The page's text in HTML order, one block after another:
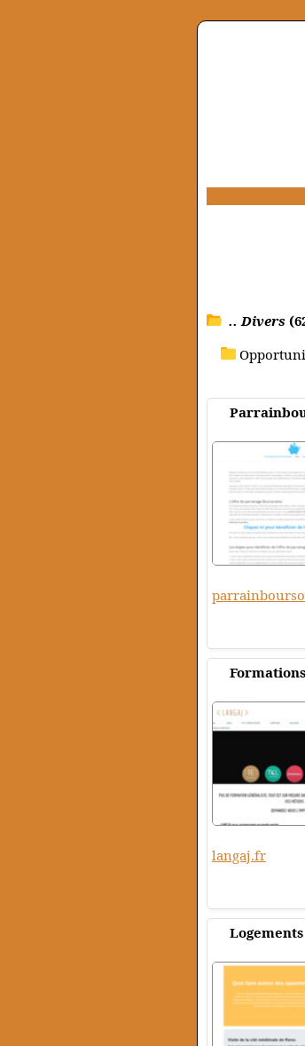
.. Divers
langaj.fr